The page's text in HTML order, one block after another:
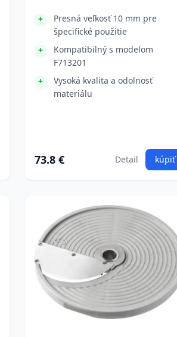
Presná veľkosť 10 mm pre
špecifické použitie
Kompatibilný s modelom
F713201
Vysoká kvalita a odolnosť
materiálu
73.8 € Detail kúpiť